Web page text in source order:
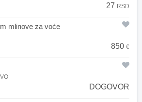
27 RSD
mlinove za voće
850 €
DOGOVOR